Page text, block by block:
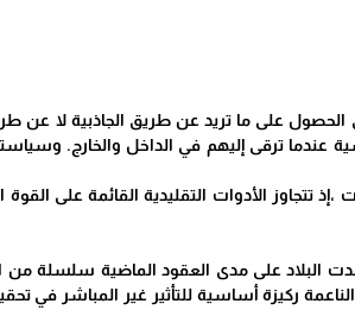
على ما تريد عن طريق الجاذبية لا عن
عندما ترقى إليهم في الداخل والخارج.
تتجاوز الأدوات التقليدية القائمة على
البلاد على مدى العقود الماضية سلسلة من
ركيزة أساسية للتأثير غير المباشر في